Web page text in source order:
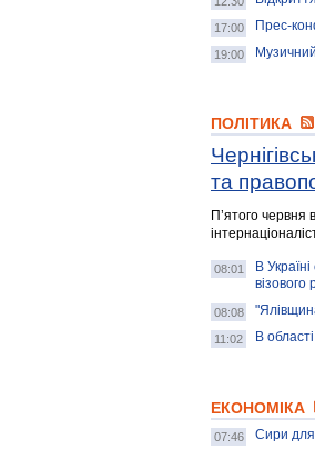
17:00 Прес-
19:00
ПОЛІТИКА
та
П’ятого червня
08:01
В
08:08
11:02 В
ЕКОНОМІКА
07:46 Сири для